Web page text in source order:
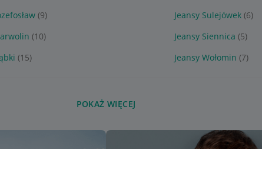
(9) Jeansy Sulejówek (6)
(10) Jeansy Siennica (5)
(15) Jeansy Wołomin (7)
POKAŻ WIĘCEJ